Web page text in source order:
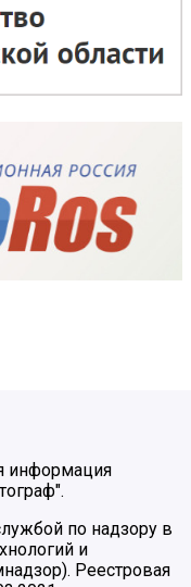
информация
по надзору в
и
Реестровая